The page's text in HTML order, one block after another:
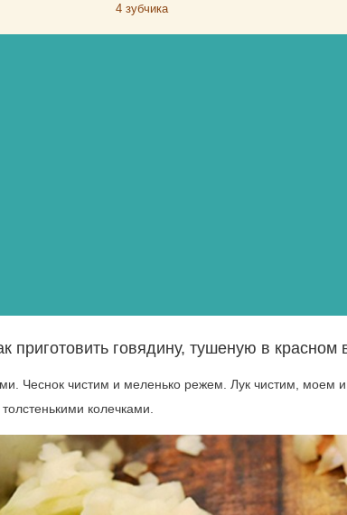
4 зубчика
приготовить говядину, тушеную в красном
Чеснок чистим и меленько режем. Лук чистим, моем
колечками.